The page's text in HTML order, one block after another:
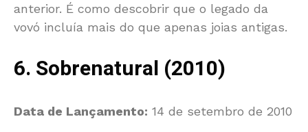
anterior. É como descobrir que o legado da
vovó incluía mais do que apenas joias antigas.
6. Sobrenatural (2010)
Data de Lançamento: 14 de setembro de 2010